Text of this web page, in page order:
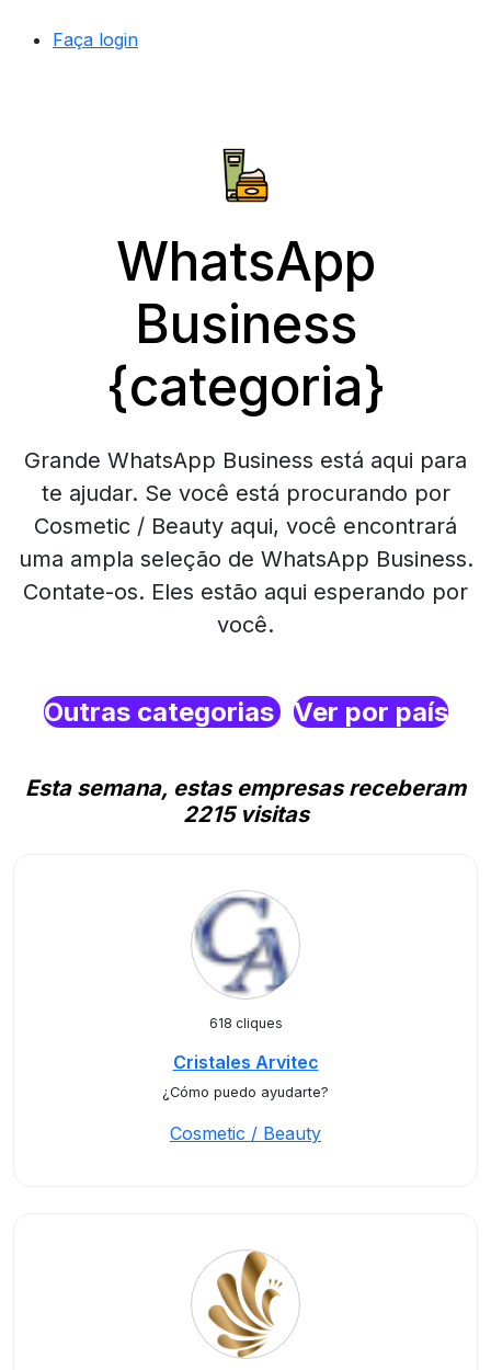
Faça login
WhatsApp
Business
{categoria}
Grande WhatsApp Business está aqui para
te ajudar. Se você está procurando por
Cosmetic / Beauty aqui, você encontrará
uma ampla seleção de WhatsApp Business.
Contate-os. Eles estão aqui esperando por
você.
Outras categorias Ver por país
Esta semana, estas empresas receberam
2215 visitas
618 cliques
Cristales Arvitec
¿Cómo puedo ayudarte?
Cosmetic / Beauty